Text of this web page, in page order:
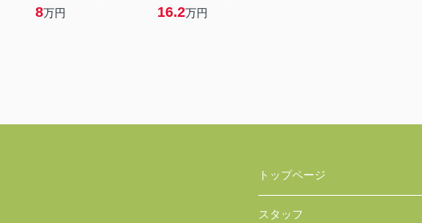
8万円 16.2万円
トップページ
スタッフ